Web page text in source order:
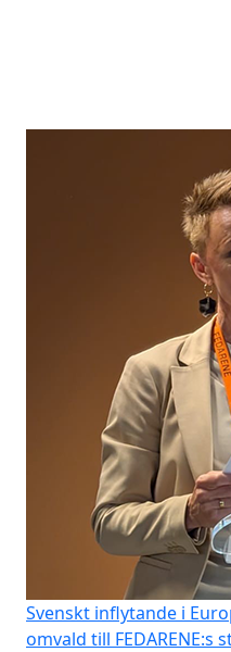
Svenskt inflytande i
omvald till FEDARENE:s